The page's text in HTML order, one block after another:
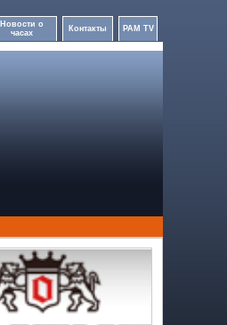
Новости о
часах
Контакты PAM TV